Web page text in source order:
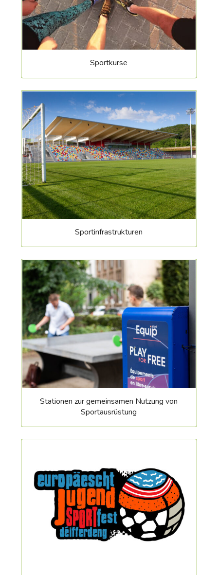
Sportkurse
Sportinfrastrukturen
Stationen zur gemeinsamen Nutzung von
Sportausrüstung